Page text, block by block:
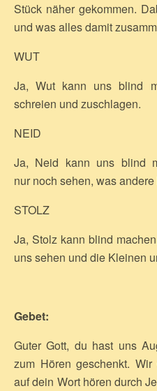
Stück näher gekommen.
und was alles damit
WUT
Ja, Wut kann uns blind
schreien und zuschlagen.
NEID
Ja, Neid kann uns blind
nur noch sehen, was
STOLZ
Ja, Stolz kann blind
uns sehen und die Kleinen
Gebet:
Guter Gott, du hast uns
zum Hören geschenkt.
auf dein Wort hören durch